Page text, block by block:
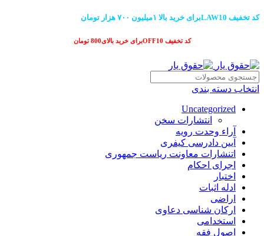
کد تخفیف LAW10برای خرید بالا ۱میلیون ۷۰۰ هزار تومان
کد تخفیف OFF10برای خرید بالای800 تومان
انتخاب دسته بندی
Uncategorized
انتشارات سخن
آراء وحدت رویه
آیین دادرسی کیفری
اتنشارات معاونت ریاست جمهوری
اجرای احکام
اختبار
ادله اثبات
اراضی
ارکان شناسی دعاوی
استخدامی
اصول فقه